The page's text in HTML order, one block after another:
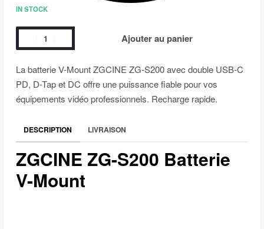
IN STOCK
Ajouter au panier
La batterie V-Mount ZGCINE ZG-S200 avec double USB-C
PD, D-Tap et DC offre une puissance fiable pour vos
équipements vidéo professionnels. Recharge rapide.
DESCRIPTION LIVRAISON
ZGCINE ZG-S200 Batterie
V-Mount